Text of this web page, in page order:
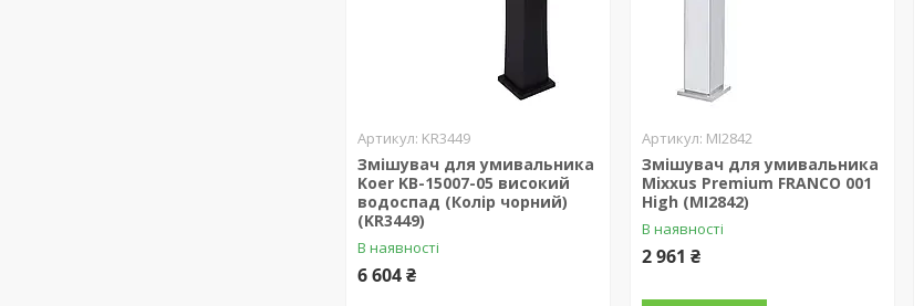
KR3449
Змішувач для умивальника
Koer KB-15007-05 високий
водоспад (Колір чорний)
(KR3449)
В наявності
6 604 ₴
MI2842
Змішувач для умивальника
Mixxus Premium FRANCO 001
High (MI2842)
В наявності
2 961 ₴